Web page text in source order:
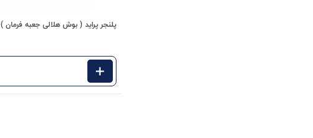
پلنجر پراید ( بوش هلالی جعبه فرمان ) 500111 جی ای اس پی